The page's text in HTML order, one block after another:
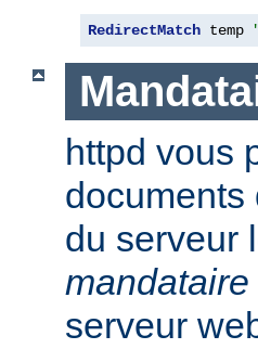
RedirectMatch temp
httpd vous
documents
du serveur
serveur